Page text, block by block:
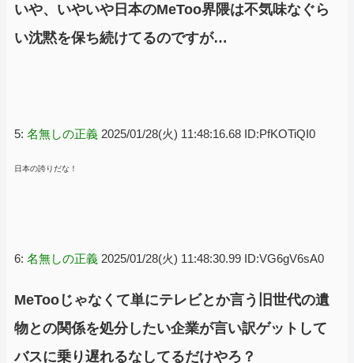
いや、いやいや日本のMeToo界隈は不気味なぐら
い沈黙を保ち続けてるのですが…
5: 名無しの正義 2025/01/28(火) 11:48:16.68 ID:PfKOTiQI0
日本の誇りだな！
6: 名無しの正義 2025/01/28(火) 11:48:30.99 ID:VG6gV6sA0
MeTooじゃなくて単にテレビとか言う旧世代の遺
物との関係を処分したい企業が言い訳ゲットして
バスに乗り遅れるなしてるだけやろ？